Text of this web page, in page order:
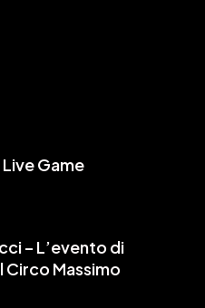
Game
– L’evento di
Circo Massimo